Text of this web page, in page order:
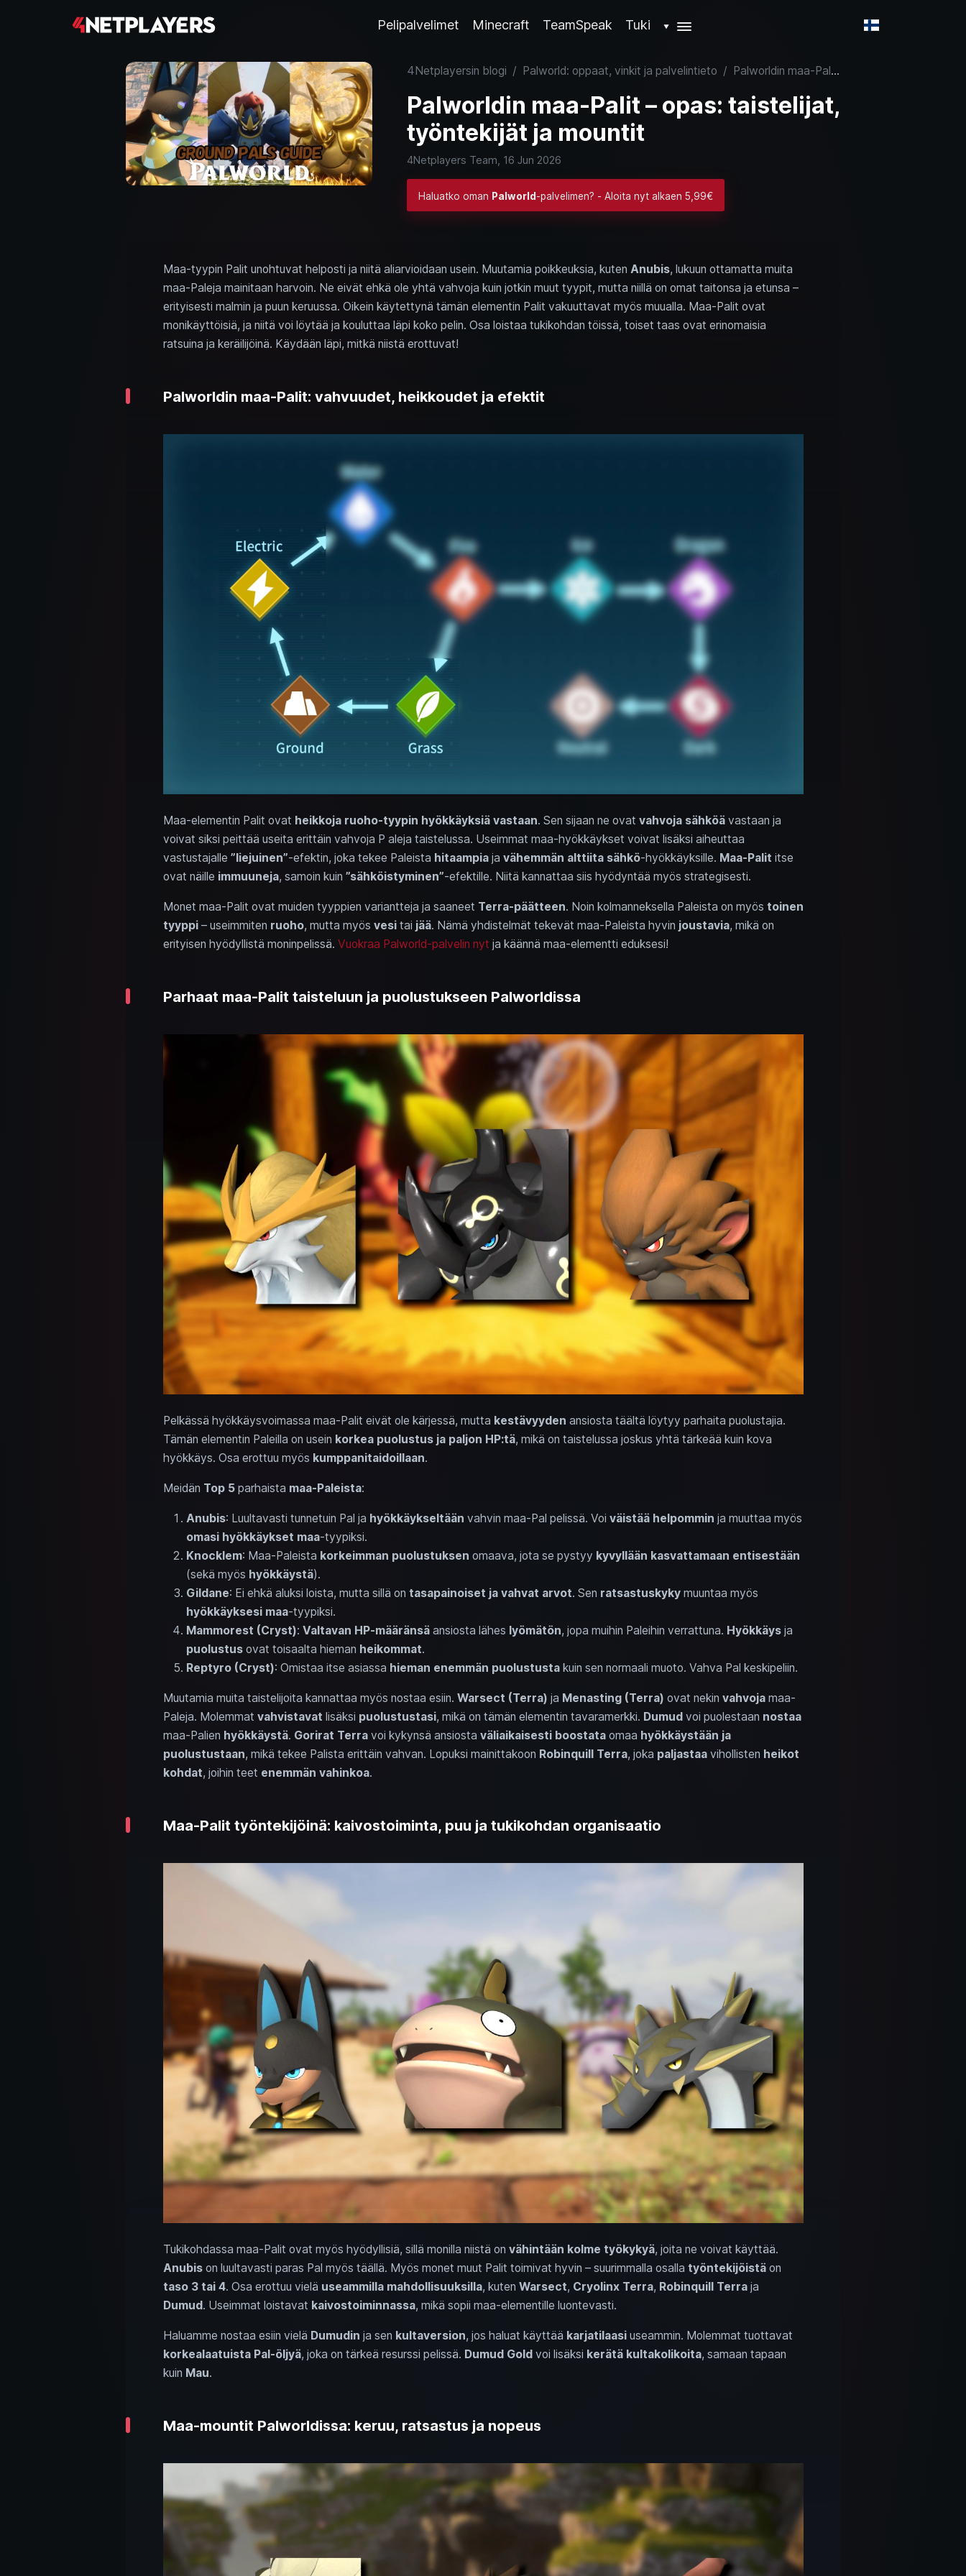
Pelipalvelimet Minecraft TeamSpeak Tuki ▼
4Netplayersin blogi / Palworld: oppaat, vinkit ja palvelintieto / Palworldin maa-Palit – opas: taistelijat, työntekijät ja mountit
Palworldin maa-Palit – opas: taistelijat,
työntekijät ja mountit
4Netplayers Team, 16 Jun 2026
Haluatko oman Palworld -palvelimen? - Aloita nyt alkaen 5,99€
Maa-tyypin Palit unohtuvat helposti ja niitä aliarvioidaan usein. Muutamia poikkeuksia, kuten Anubis, lukuun ottamatta muita
maa-Paleja mainitaan harvoin. Ne eivät ehkä ole yhtä vahvoja kuin jotkin muut tyypit, mutta niillä on omat taitonsa ja etunsa –
erityisesti malmin ja puun keruussa. Oikein käytettynä tämän elementin Palit vakuuttavat myös muualla. Maa-Palit ovat
monikäyttöisiä, ja niitä voi löytää ja kouluttaa läpi koko pelin. Osa loistaa tukikohdan töissä, toiset taas ovat erinomaisia
ratsuina ja keräilijöinä. Käydään läpi, mitkä niistä erottuvat!
Palworldin maa-Palit: vahvuudet, heikkoudet ja efektit
Maa-elementin Palit ovat heikkoja ruoho-tyypin hyökkäyksiä vastaan. Sen sijaan ne ovat vahvoja sähköävastaan ja
voivat siksi peittää useita erittäin vahvoja P aleja taistelussa. Useimmat maa-hyökkäykset voivat lisäksi aiheuttaa
vastustajalle ”liejuinen”-efektin, joka tekee Paleista hitaampiaja vähemmän alttiita sähkö-hyökkäyksille. Maa-Palit itse
ovat näille immuuneja, samoin kuin ”sähköistyminen”-efektille. Niitä kannattaa siis hyödyntää myös strategisesti.
Monet maa-Palit ovat muiden tyyppien variantteja ja saaneet Terra-päätteen. Noin kolmanneksella Paleista on myös toinen
tyyppi– useimmiten ruoho, mutta myös vesitai jää. Nämä yhdistelmät tekevät maa-Paleista hyvin joustavia, mikä on
erityisen hyödyllistä moninpelissä. Vuokraa Palworld-palvelin nyt ja käännä maa-elementti eduksesi!
Parhaat maa-Palit taisteluun ja puolustukseen Palworldissa
Pelkässä hyökkäysvoimassa maa-Palit eivät ole kärjessä, mutta kestävyyden ansiosta täältä löytyy parhaita puolustajia.
Tämän elementin Paleilla on usein korkea puolustus ja paljon HP:tä, mikä on taistelussa joskus yhtä tärkeää kuin kova
hyökkäys. Osa erottuu myös kumppanitaidoillaan.
Meidän Top 5parhaista maa-Paleista:
Anubis: Luultavasti tunnetuin Pal ja hyökkäykseltään vahvin maa-Pal pelissä. Voi väistää helpommin ja muuttaa myös
omasi hyökkäykset maa-tyypiksi.
Knocklem: Maa-Paleista korkeimman puolustuksen omaava, jota se pystyy kyvyllään kasvattamaan entisestään
(sekä myös hyökkäystä).
Gildane: Ei ehkä aluksi loista, mutta sillä on tasapainoiset ja vahvat arvot. Sen ratsastuskykymuuntaa myös
hyökkäyksesi maa-tyypiksi.
Mammorest (Cryst): Valtavan HP-määränsäansiosta lähes lyömätön, jopa muihin Paleihin verrattuna. Hyökkäysja
puolustusovat toisaalta hieman heikommat.
Reptyro (Cryst): Omistaa itse asiassa hieman enemmän puolustustakuin sen normaali muoto. Vahva Pal keskipeliin.
Muutamia muita taistelijoita kannattaa myös nostaa esiin. Warsect (Terra) ja Menasting (Terra) ovat nekin vahvojamaa-
Paleja. Molemmat vahvistavat lisäksi puolustustasi, mikä on tämän elementin tavaramerkki. Dumudvoi puolestaan nostaa
maa-Palien hyökkäystä. Gorirat Terravoi kykynsä ansiosta väliaikaisesti boostataomaa hyökkäystään ja
puolustustaan, mikä tekee Palista erittäin vahvan. Lopuksi mainittakoon Robinquill Terra, joka paljastaavihollisten heikot
kohdat, joihin teet enemmän vahinkoa.
Maa-Palit työntekijöinä: kaivostoiminta, puu ja tukikohdan organisaatio
Tukikohdassa maa-Palit ovat myös hyödyllisiä, sillä monilla niistä on vähintään kolme työkykyä, joita ne voivat käyttää.
Anubison luultavasti paras Pal myös täällä. Myös monet muut Palit toimivat hyvin – suurimmalla osalla työntekijöistäon
taso 3 tai 4. Osa erottuu vielä useammilla mahdollisuuksilla, kuten Warsect, Cryolinx Terra, Robinquill Terraja
Dumud. Useimmat loistavat kaivostoiminnassa, mikä sopii maa-elementille luontevasti.
Haluamme nostaa esiin vielä Dumudin ja sen kultaversion, jos haluat käyttää karjatilaasiuseammin. Molemmat tuottavat
korkealaatuista Pal-öljyä, joka on tärkeä resurssi pelissä. Dumud Goldvoi lisäksi kerätä kultakolikoita, samaan tapaan
kuin Mau.
Maa-mountit Palworldissa: keruu, ratsastus ja nopeus